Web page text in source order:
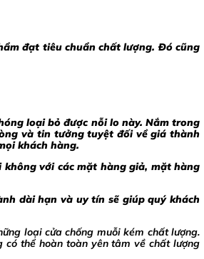
đạt tiêu chuẩn chất lượng. Đó cũng
loại bỏ được nỗi lo này. Nắm trong
và tin tưởng tuyệt đối về giá thành
khách hàng.
với các mặt hàng giả, mặt hàng
dài hạn và uy tín sẽ giúp quý khách
loại cửa chống muỗi kém chất lượng.
có thể hoàn toàn yên tâm về chất lượng